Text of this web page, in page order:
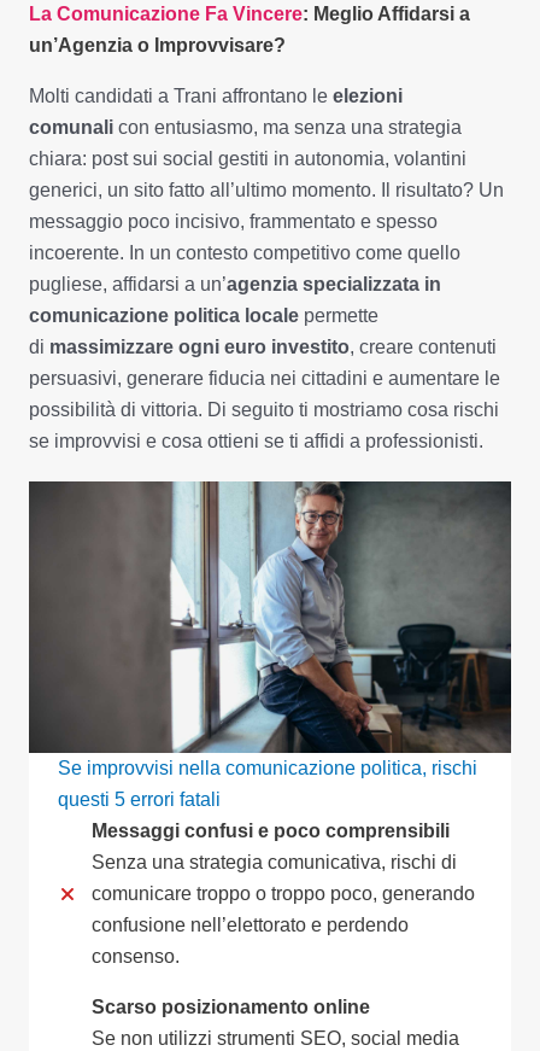
La Comunicazione Fa Vincere: Meglio Affidarsi a
un’Agenzia o Improvvisare?
Molti candidati a Trani affrontano le elezioni
comunali con entusiasmo, ma senza una strategia
chiara: post sui social gestiti in autonomia, volantini
generici, un sito fatto all’ultimo momento. Il risultato? Un
messaggio poco incisivo, frammentato e spesso
incoerente. In un contesto competitivo come quello
pugliese, affidarsi a un’agenzia specializzata in
comunicazione politica locale permette
di massimizzare ogni euro investito, creare contenuti
persuasivi, generare fiducia nei cittadini e aumentare le
possibilità di vittoria. Di seguito ti mostriamo cosa rischi
se improvvisi e cosa ottieni se ti affidi a professionisti.
Se improvvisi nella comunicazione politica, rischi
questi 5 errori fatali
Messaggi confusi e poco comprensibili
Senza una strategia comunicativa, rischi di
comunicare troppo o troppo poco, generando
confusione nell’elettorato e perdendo
consenso.
Scarso posizionamento online
Se non utilizzi strumenti SEO, social media